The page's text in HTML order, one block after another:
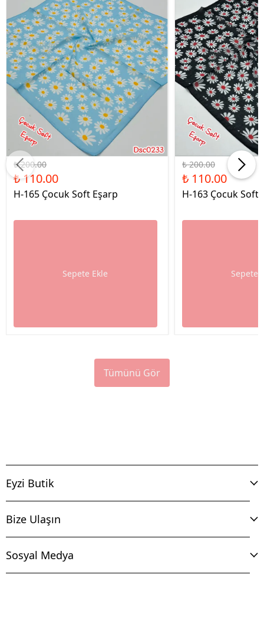
%45 İndirim
₺ 200.00
₺ 110.00
H-165 Çocuk Soft Eşarp
Sepete Ekle
%45 İndirim
₺ 200.00
₺ 110.00
H-163 Çocuk Soft
Sepete
Tümünü Gör
Eyzi Butik
Bize Ulaşın
Sosyal Medya